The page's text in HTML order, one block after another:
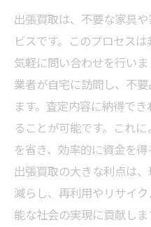
出張買取は、不要な家具
ビスです。このプロセス
気軽に問い合わせを行い
業者が自宅に訪問し、不
ます。査定内容に納得で
ることが可能です。これ
を省き、効率的に資金を得
出張買取の大きな利点は
減らし、再利用やリサイ
能な社会の実現に貢献し